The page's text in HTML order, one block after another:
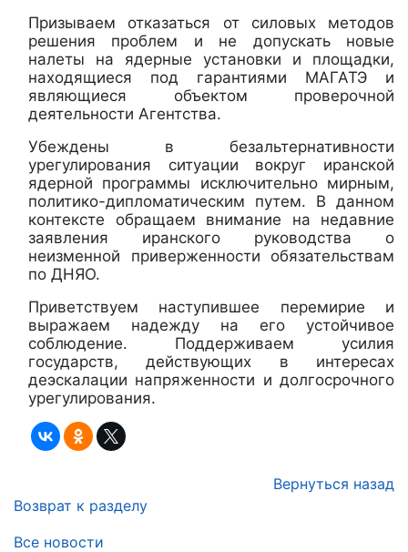
Призываем отказаться от силовых методов
решения проблем и не допускать новые
налеты на ядерные установки и площадки,
находящиеся под гарантиями МАГАТЭ и
являющиеся объектом проверочной
деятельности Агентства.
Убеждены в безальтернативности
урегулирования ситуации вокруг иранской
ядерной программы исключительно мирным,
политико-дипломатическим путем. В данном
контексте обращаем внимание на недавние
заявления иранского руководства о
неизменной приверженности обязательствам
по ДНЯО.
Приветствуем наступившее перемирие и
выражаем надежду на его устойчивое
соблюдение. Поддерживаем усилия
государств, действующих в интересах
деэскалации напряженности и долгосрочного
урегулирования.
Вернуться назад
Возврат к разделу
Все новости